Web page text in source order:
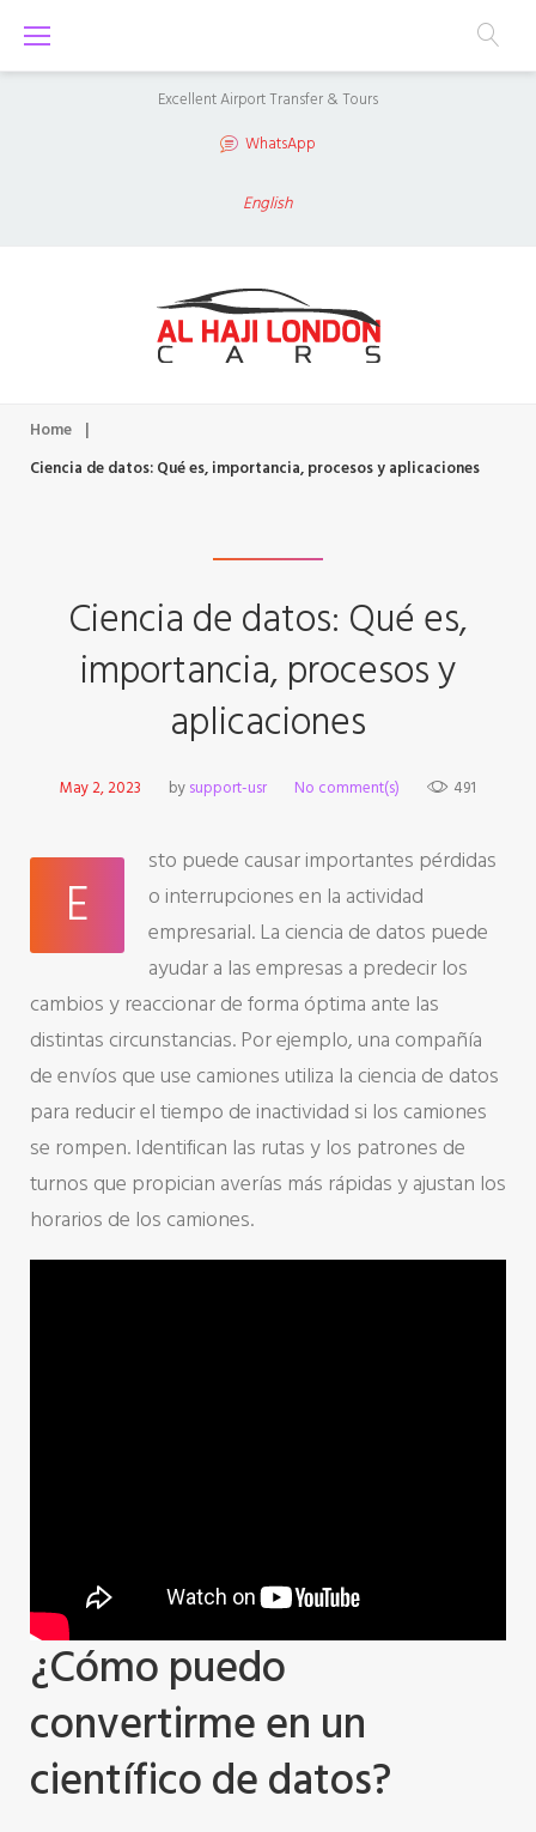
Excellent Airport Transfer & Tours
WhatsApp
English
Home |
Ciencia de datos: Qué es, importancia, procesos y aplicaciones
Ciencia de datos: Qué es,
importancia, procesos y
aplicaciones
May 2, 2023 bysupport-usr No comment(s) 491
E
sto puede causar importantes pérdidas
o interrupciones en la actividad
empresarial. La ciencia de datos puede
ayudar a las empresas a predecir los
cambios y reaccionar de forma óptima ante las
distintas circunstancias. Por ejemplo, una compañía
de envíos que use camiones utiliza la ciencia de datos
para reducir el tiempo de inactividad si los camiones
se rompen. Identifican las rutas y los patrones de
turnos que propician averías más rápidas y ajustan los
horarios de los camiones.
¿Cómo puedo
convertirme en un
científico de datos?